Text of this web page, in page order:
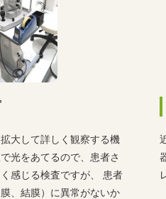
大して詳しく観察する機
光をあてるので、患者さ
感じる検査ですが、 患者
、結膜）に異常がないか